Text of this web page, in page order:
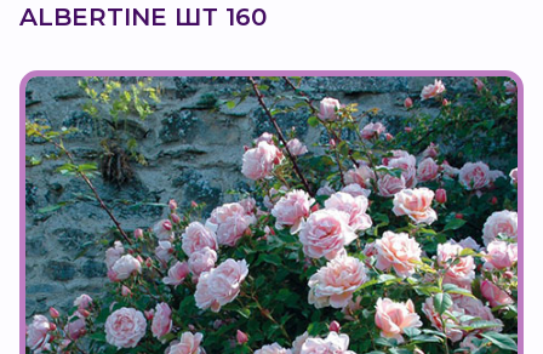
ALBERTINE ШТ 160